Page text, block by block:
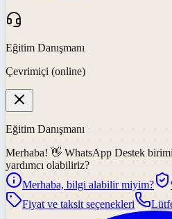
Eğitim Danışmanı
Çevrimiçi (online)
Eğitim Danışmanı
Merhaba! 👋 WhatsApp Destek
yardımcı olabiliriz?
Merhaba, bilgi alabilir miyim?
Fiyat ve taksit seçenekleri